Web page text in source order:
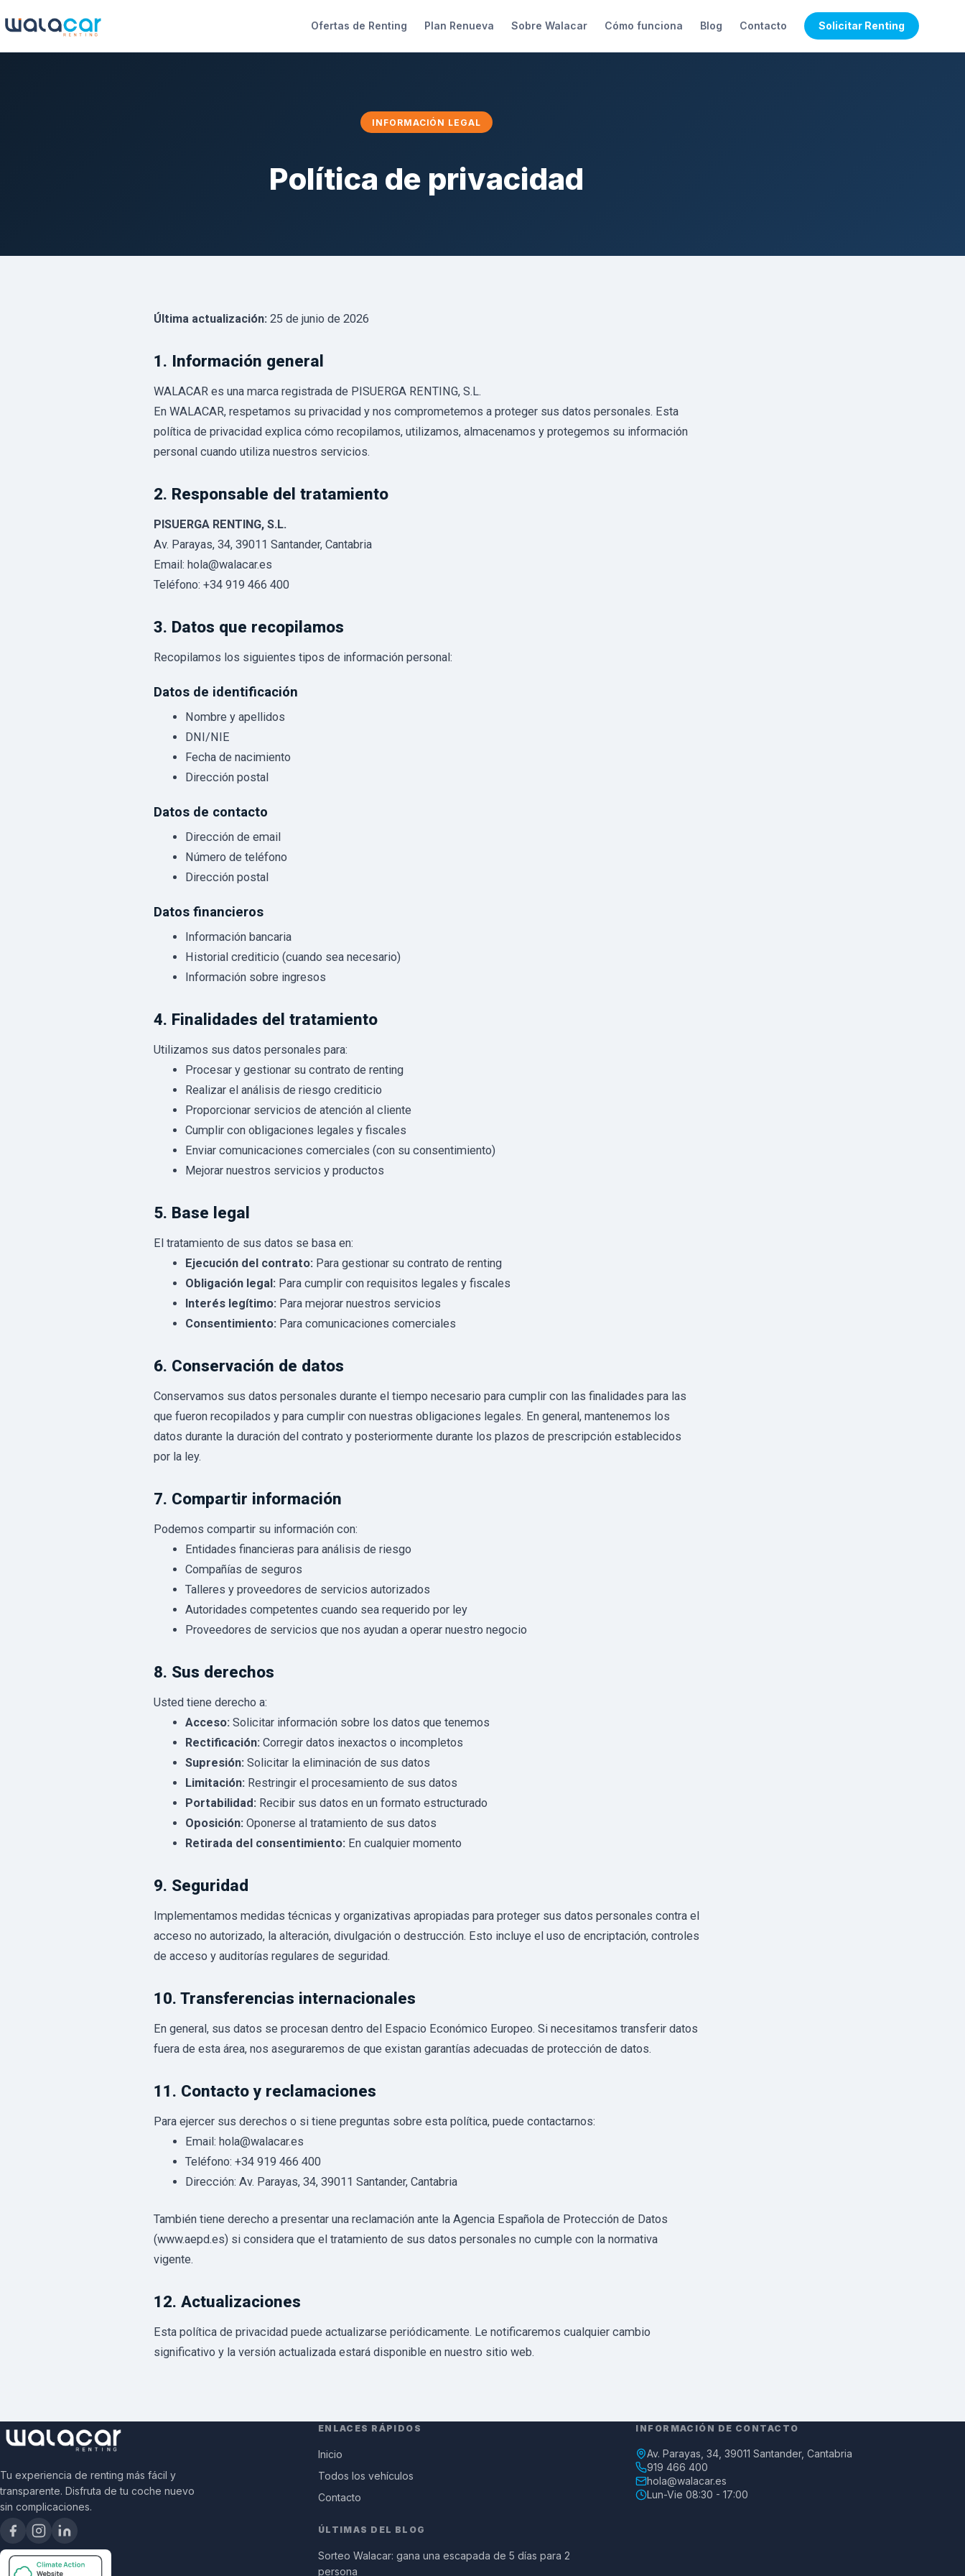
Ofertas de Renting Plan Renueva Sobre Walacar Cómo funciona Blog Contacto Solicitar Renting
INFORMACIÓN LEGAL
Política de privacidad
Última actualización: 25 de junio de 2026
1. Información general
WALACAR es una marca registrada de PISUERGA RENTING, S.L.
En WALACAR, respetamos su privacidad y nos comprometemos a proteger sus datos personales. Esta
política de privacidad explica cómo recopilamos, utilizamos, almacenamos y protegemos su información
personal cuando utiliza nuestros servicios.
2. Responsable del tratamiento
PISUERGA RENTING, S.L.
Av. Parayas, 34, 39011 Santander, Cantabria
Email: hola@walacar.es
Teléfono: +34 919 466 400
3. Datos que recopilamos
Recopilamos los siguientes tipos de información personal:
Datos de identificación
Nombre y apellidos
DNI/NIE
Fecha de nacimiento
Dirección postal
Datos de contacto
Dirección de email
Número de teléfono
Dirección postal
Datos financieros
Información bancaria
Historial crediticio (cuando sea necesario)
Información sobre ingresos
4. Finalidades del tratamiento
Utilizamos sus datos personales para:
Procesar y gestionar su contrato de renting
Realizar el análisis de riesgo crediticio
Proporcionar servicios de atención al cliente
Cumplir con obligaciones legales y fiscales
Enviar comunicaciones comerciales (con su consentimiento)
Mejorar nuestros servicios y productos
5. Base legal
El tratamiento de sus datos se basa en:
Ejecución del contrato: Para gestionar su contrato de renting
Obligación legal: Para cumplir con requisitos legales y fiscales
Interés legítimo: Para mejorar nuestros servicios
Consentimiento: Para comunicaciones comerciales
6. Conservación de datos
Conservamos sus datos personales durante el tiempo necesario para cumplir con las finalidades para las
que fueron recopilados y para cumplir con nuestras obligaciones legales. En general, mantenemos los
datos durante la duración del contrato y posteriormente durante los plazos de prescripción establecidos
por la ley.
7. Compartir información
Podemos compartir su información con:
Entidades financieras para análisis de riesgo
Compañías de seguros
Talleres y proveedores de servicios autorizados
Autoridades competentes cuando sea requerido por ley
Proveedores de servicios que nos ayudan a operar nuestro negocio
8. Sus derechos
Usted tiene derecho a:
Acceso: Solicitar información sobre los datos que tenemos
Rectificación: Corregir datos inexactos o incompletos
Supresión: Solicitar la eliminación de sus datos
Limitación: Restringir el procesamiento de sus datos
Portabilidad: Recibir sus datos en un formato estructurado
Oposición: Oponerse al tratamiento de sus datos
Retirada del consentimiento: En cualquier momento
9. Seguridad
Implementamos medidas técnicas y organizativas apropiadas para proteger sus datos personales contra el
acceso no autorizado, la alteración, divulgación o destrucción. Esto incluye el uso de encriptación, controles
de acceso y auditorías regulares de seguridad.
10. Transferencias internacionales
En general, sus datos se procesan dentro del Espacio Económico Europeo. Si necesitamos transferir datos
fuera de esta área, nos aseguraremos de que existan garantías adecuadas de protección de datos.
11. Contacto y reclamaciones
Para ejercer sus derechos o si tiene preguntas sobre esta política, puede contactarnos:
Email: hola@walacar.es
Teléfono: +34 919 466 400
Dirección: Av. Parayas, 34, 39011 Santander, Cantabria
También tiene derecho a presentar una reclamación ante la Agencia Española de Protección de Datos
(www.aepd.es) si considera que el tratamiento de sus datos personales no cumple con la normativa
vigente.
12. Actualizaciones
Esta política de privacidad puede actualizarse periódicamente. Le notificaremos cualquier cambio
significativo y la versión actualizada estará disponible en nuestro sitio web.
Tu experiencia de renting más fácil y
transparente. Disfruta de tu coche nuevo
sin complicaciones.
ENLACES RÁPIDOS
Inicio
Todos los vehículos
Contacto
ÚLTIMAS DEL BLOG
Sorteo Walacar: gana una escapada de 5 días para 2
persona
INFORMACIÓN DE CONTACTO
Av. Parayas, 34, 39011 Santander, Cantabria
919 466 400
hola@walacar.es
Lun-Vie 08:30 - 17:00